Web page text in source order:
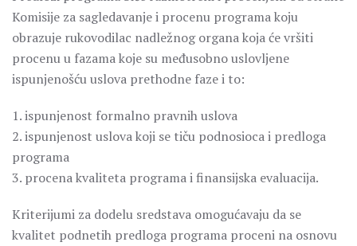
Komisije za sagledavanje i procenu programa koju
obrazuje rukovodilac nadležnog organa koja će vršiti
procenu u fazama koje su međusobno uslovljene
ispunjenošću uslova prethodne faze i to:
1. ispunjenost formalno pravnih uslova
2. ispunjenost uslova koji se tiču podnosioca i predloga
programa
3. procena kvaliteta programa i finansijska evaluacija.
Kriterijumi za dodelu sredstava omogućavaju da se
kvalitet podnetih predloga programa proceni na osnovu